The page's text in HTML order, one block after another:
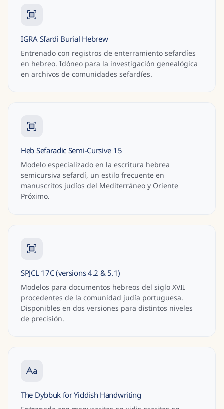
IGRA Sfardi Burial Hebrew
Entrenado con registros de enterramiento sefardíes
en hebreo. Idóneo para la investigación genealógica
en archivos de comunidades sefardíes.
Heb Sefaradic Semi-Cursive 15
Modelo especializado en la escritura hebrea
semicursiva sefardí, un estilo frecuente en
manuscritos judíos del Mediterráneo y Oriente
Próximo.
SPJCL 17C (versions 4.2 & 5.1)
Modelos para documentos hebreos del siglo XVII
procedentes de la comunidad judía portuguesa.
Disponibles en dos versiones para distintos niveles
de precisión.
The Dybbuk for Yiddish Handwriting